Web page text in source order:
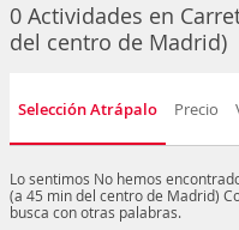
0 Actividades en
del centro de Madrid)
Selección Atrápalo Precio
Lo sentimos No hemos
(a 45 min del centro de Madrid)
busca con otras palabras.